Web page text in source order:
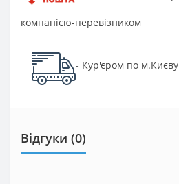
компанією-перевізником
- Кур'єром по м.Києву
Відгуки (0)